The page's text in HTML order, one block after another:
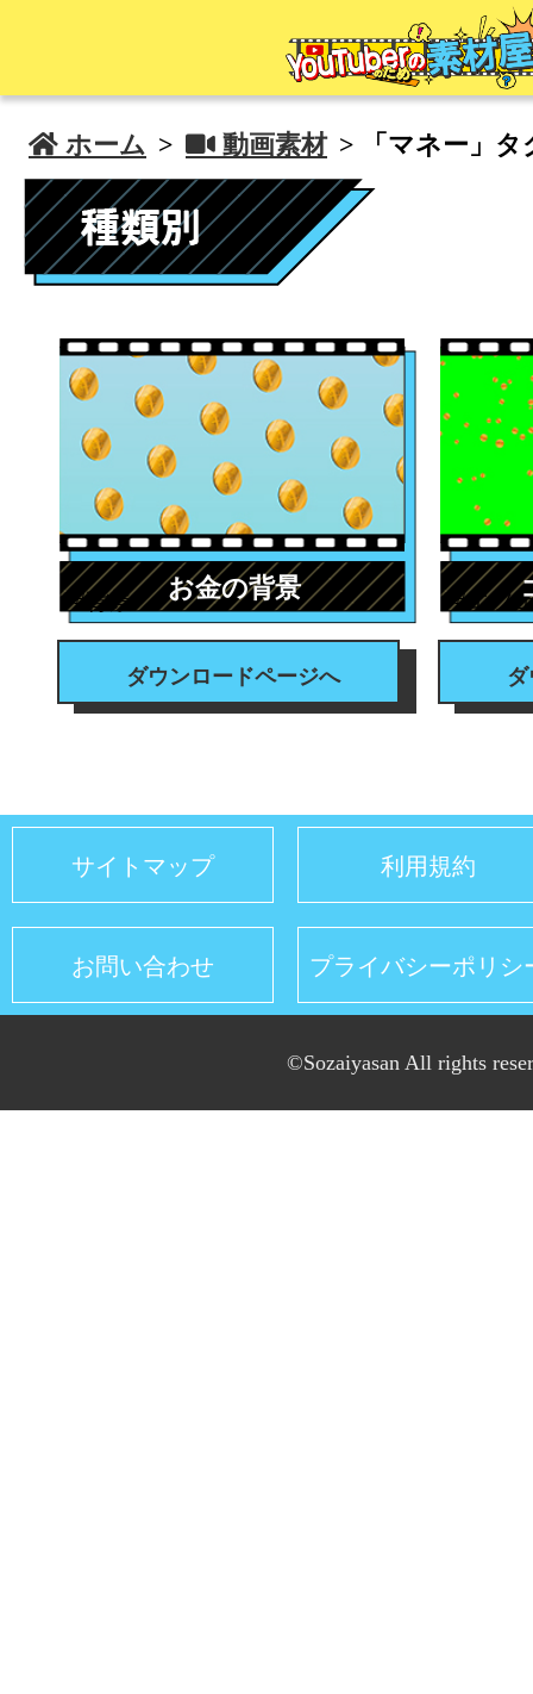
 ホーム >  動画素材 > 「マネー」タ
#背景 お金の背景
ダウンロードページへ
#エフ
サイトマップ 利用規約
お問い合わせ プライバシーポリシ
©Sozaiyasan All rights